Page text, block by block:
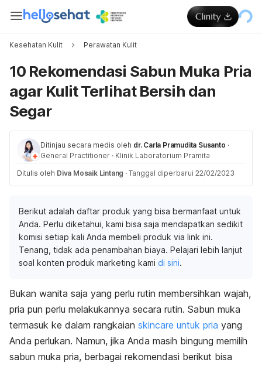
Kesehatan Kulit Perawatan Kulit
10 Rekomendasi Sabun Muka Pria
agar Kulit Terlihat Bersih dan
Segar
Ditinjau secara medis oleh dr. Carla Pramudita Susanto ·
General Practitioner · Klinik Laboratorium Pramita
Ditulis oleh Diva Mosaik Lintang · Tanggal diperbarui 22/02/2023
Berikut adalah daftar produk yang bisa bermanfaat untuk
Anda. Perlu diketahui, kami bisa saja mendapatkan sedikit
komisi setiap kali Anda membeli produk via link ini.
Tenang, tidak ada penambahan biaya. Pelajari lebih lanjut
soal konten produk marketing kami di sini.
Bukan wanita saja yang perlu rutin membersihkan wajah,
pria pun perlu melakukannya secara rutin. Sabun muka
termasuk ke dalam rangkaian skincare untuk pria yang
Anda perlukan. Namun, jika Anda masih bingung memilih
sabun muka pria, berbagai rekomendasi berikut bisa